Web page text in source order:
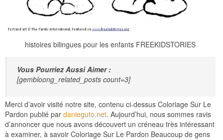
histoires bilingues pour les enfants FREEKIDSTORIES
Vous Pourriez Aussi Aimer :
[gembloong_related_posts count=3]
Merci d’avoir visité notre site, contenu ci-dessus Coloriage Sur Le
Pardon publié par danieguto.net. Aujourd’hui, nous sommes ravis
d’annoncer que nous avons découvert un créneau très intéressant
à examiner, à savoir Coloriage Sur Le Pardon Beaucoup de gens